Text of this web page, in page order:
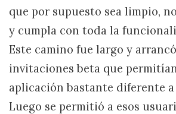
que por supuesto sea limpio,
y cumpla con toda la
Este camino fue largo y
invitaciones beta que
aplicación bastante diferente
Luego se permitió a esos